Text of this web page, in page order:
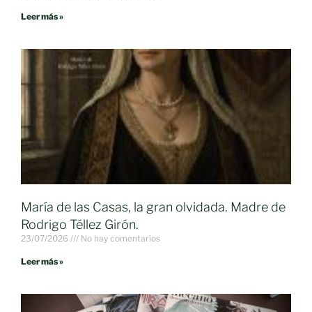
Leer más »
María de las Casas, la gran olvidada. Madre de
Rodrigo Téllez Girón.
23/07/2026 No hay comentarios
Leer más »